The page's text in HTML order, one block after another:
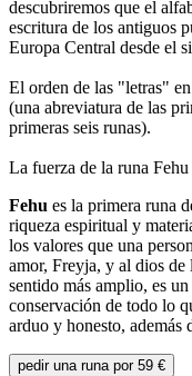
descubriremos que el
escritura de los antiguos
Europa Central desde el
El orden de las "letras"
(una abreviatura de las
primeras seis runas).
La fuerza de la runa Fehu
Fehu es la primera runa
riqueza espiritual y
los valores que una
amor, Freyja, y al dios
sentido más amplio, es
conservación de todo lo
arduo y honesto, además
pedir una runa por 59 €